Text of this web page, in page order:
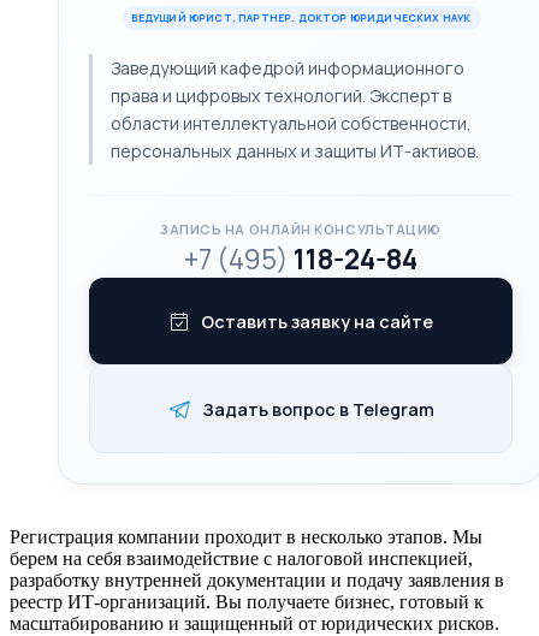
ВЕДУЩИЙ ЮРИСТ, ПАРТНЕР. ДОКТОР ЮРИДИЧЕСКИХ НАУК
Заведующий кафедрой информационного
права и цифровых технологий. Эксперт в
области интеллектуальной собственности,
персональных данных и защиты ИТ-активов.
ЗАПИСЬ НА ОНЛАЙН КОНСУЛЬТАЦИЮ
+7 (495) 118-24-84
Оставить заявку на сайте
Задать вопрос в Telegram
Регистрация компании проходит в несколько этапов. Мы
берем на себя взаимодействие с налоговой инспекцией,
разработку внутренней документации и подачу заявления в
реестр ИТ-организаций. Вы получаете бизнес, готовый к
масштабированию и защищенный от юридических рисков.